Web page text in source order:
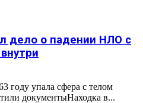
дело о падении НЛО с
году упала сфера с телом
документыНаходка в...